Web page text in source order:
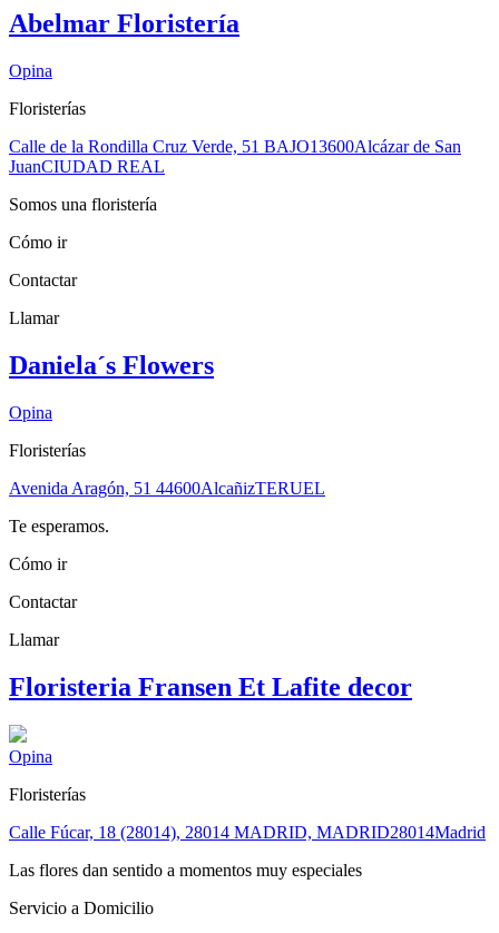
Abelmar Floristería
Opina
Floristerías
Calle de la Rondilla Cruz Verde, 51 BAJO13600Alcázar de San
JuanCIUDAD REAL
Somos una floristería
Cómo ir
Contactar
Llamar
Daniela´s Flowers
Opina
Floristerías
Avenida Aragón, 51 44600AlcañizTERUEL
Te esperamos.
Cómo ir
Contactar
Llamar
Floristeria Fransen Et Lafite decor
Opina
Floristerías
Calle Fúcar, 18 (28014), 28014 MADRID, MADRID28014Madrid
Las flores dan sentido a momentos muy especiales
Servicio a Domicilio